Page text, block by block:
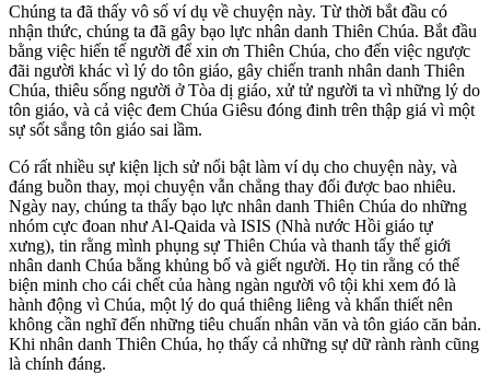
Chúng ta đã thấy vô số ví dụ về chuyện này. Từ thời bắt đầu có
nhận thức, chúng ta đã gây bạo lực nhân danh Thiên Chúa. Bắt đầu
bằng việc hiến tế người để xin ơn Thiên Chúa, cho đến việc ngược
đãi người khác vì lý do tôn giáo, gây chiến tranh nhân danh Thiên
Chúa, thiêu sống người ở Tòa dị giáo, xử tử người ta vì những lý do
tôn giáo, và cả việc đem Chúa Giêsu đóng đinh trên thập giá vì một
sự sốt sắng tôn giáo sai lầm.
Có rất nhiều sự kiện lịch sử nổi bật làm ví dụ cho chuyện này, và
đáng buồn thay, mọi chuyện vẫn chẳng thay đổi được bao nhiêu.
Ngày nay, chúng ta thấy bạo lực nhân danh Thiên Chúa do những
nhóm cực đoan như Al-Qaida và ISIS (Nhà nước Hồi giáo tự
xưng), tin rằng mình phụng sự Thiên Chúa và thanh tẩy thế giới
nhân danh Chúa bằng khủng bố và giết người. Họ tin rằng có thể
biện minh cho cái chết của hàng ngàn người vô tội khi xem đó là
hành động vì Chúa, một lý do quá thiêng liêng và khẩn thiết nên
không cần nghĩ đến những tiêu chuấn nhân văn và tôn giáo căn bản.
Khi nhân danh Thiên Chúa, họ thấy cả những sự dữ rành rành cũng
là chính đáng.